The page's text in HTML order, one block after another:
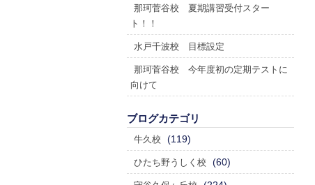
那珂菅谷校 夏期講習受付スター
ト！！
水戸千波校 目標設定
那珂菅谷校 今年度初の定期テストに
向けて
ブログカテゴリ
牛久校 (119)
ひたち野うしく校 (60)